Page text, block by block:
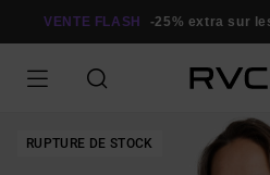
VENTE FLASH -25% extra sur
RUPTURE DE STOCK